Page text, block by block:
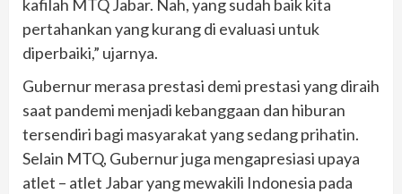
kafilah MTQ Jabar. Nah, yang sudah baik kita
pertahankan yang kurang di evaluasi untuk
diperbaiki,” ujarnya.
Gubernur merasa prestasi demi prestasi yang diraih
saat pandemi menjadi kebanggaan dan hiburan
tersendiri bagi masyarakat yang sedang prihatin.
Selain MTQ, Gubernur juga mengapresiasi upaya
atlet – atlet Jabar yang mewakili Indonesia pada